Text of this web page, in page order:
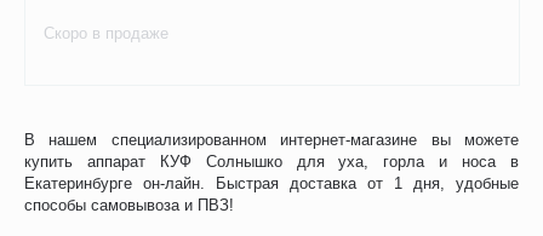
В нашем специализированном интернет-магазине вы можете
купить аппарат КУФ Солнышко для уха, горла и носа в
Екатеринбурге он-лайн. Быстрая доставка от 1 дня, удобные
способы самовывоза и ПВЗ!
Скоро в продаже